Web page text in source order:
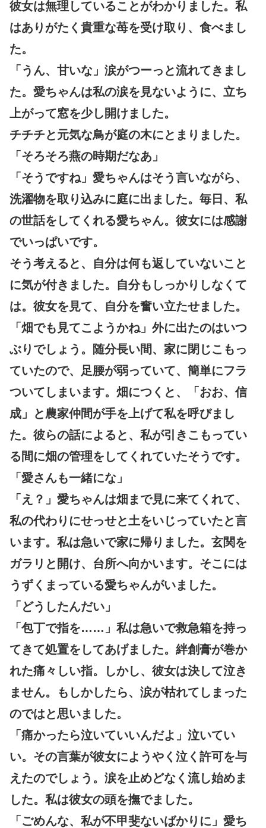
彼女は無理していることがわかりました。私
はありがたく貴重な苺を受け取り、食べまし
た。
「うん、甘いな」涙がつーっと流れてきまし
た。愛ちゃんは私の涙を見ないように、立ち
上がって窓を少し開けました。
チチチと元気な鳥が庭の木にとまりました。
「そろそろ燕の時期だなあ」
「そうですね」愛ちゃんはそう言いながら、
洗濯物を取り込みに庭に出ました。毎日、私
の世話をしてくれる愛ちゃん。彼女には感謝
でいっぱいです。
そう考えると、自分は何も返していないこと
に気が付きました。自分もしっかりしなくて
は。彼女を見て、自分を奮い立たせました。
「畑でも見てこようかね」外に出たのはいつ
ぶりでしょう。随分長い間、家に閉じこもっ
ていたので、足腰が弱っていて、簡単にフラ
ついてしまいます。畑につくと、「おお、信
成」と農家仲間が手を上げて私を呼びまし
た。彼らの話によると、私が引きこもってい
る間に畑の管理をしてくれていたそうです。
「愛さんも一緒にな」
「え？」愛ちゃんは畑まで見に来てくれて、
私の代わりにせっせと土をいじっていたと言
います。私は急いで家に帰りました。玄関を
ガラリと開け、台所へ向かいます。そこには
うずくまっている愛ちゃんがいました。
「どうしたんだい」
「包丁で指を……」私は急いで救急箱を持っ
てきて処置をしてあげました。絆創膏が巻か
れた痛々しい指。しかし、彼女は決して泣き
ません。もしかしたら、涙が枯れてしまった
のではと思いました。
「痛かったら泣いていいんだよ」泣いてい
い。その言葉が彼女にようやく泣く許可を与
えたのでしょう。涙を止めどなく流し始めま
した。私は彼女の頭を撫でました。
「ごめんな、私が不甲斐ないばかりに」愛ち